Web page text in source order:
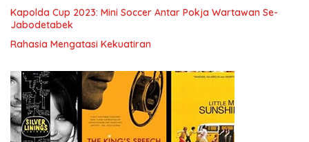
Kapolda Cup 2023: Mini Soccer Antar Pokja Wartawan Se-
Jabodetabek
Rahasia Mengatasi Kekuatiran